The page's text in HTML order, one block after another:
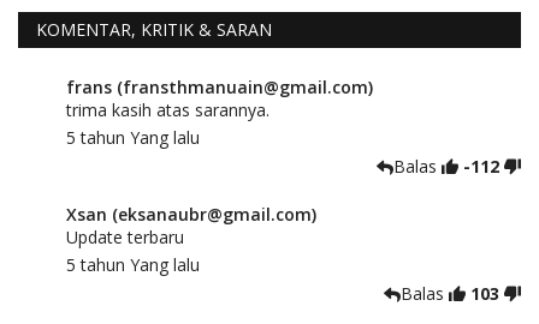
KOMENTAR, KRITIK & SARAN
frans (fransthmanuain@gmail.com)
trima kasih atas sarannya.
5 tahun Yang lalu
Balas
-112
Xsan (eksanaubr@gmail.com)
Update terbaru
5 tahun Yang lalu
Balas
103